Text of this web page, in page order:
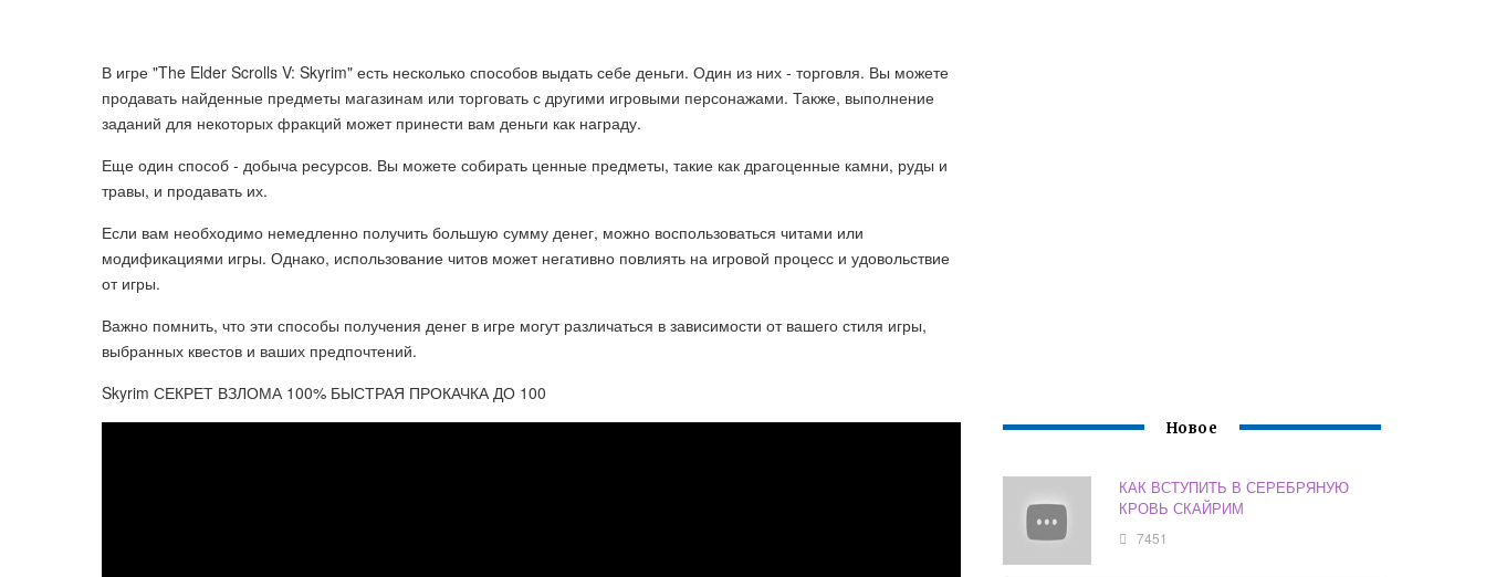
В игре "The Elder Scrolls V: Skyrim" есть несколько способов выдать себе деньги. Один из них - торговля. Вы можете
продавать найденные предметы магазинам или торговать с другими игровыми персонажами. Также, выполнение
заданий для некоторых фракций может принести вам деньги как награду.
Еще один способ - добыча ресурсов. Вы можете собирать ценные предметы, такие как драгоценные камни, руды и
травы, и продавать их.
Если вам необходимо немедленно получить большую сумму денег, можно воспользоваться читами или
модификациями игры. Однако, использование читов может негативно повлиять на игровой процесс и удовольствие
от игры.
Важно помнить, что эти способы получения денег в игре могут различаться в зависимости от вашего стиля игры,
выбранных квестов и ваших предпочтений.
Skyrim СЕКРЕТ ВЗЛОМА 100% БЫСТРАЯ ПРОКАЧКА ДО 100
Новое
КАК ВСТУПИТЬ В СЕРЕБРЯНУЮ
КРОВЬ СКАЙРИМ
7451